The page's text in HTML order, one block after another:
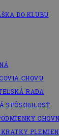
DO KLUBU
CHOVU
RADA
SPÔSOBILOSŤ
PLEMIEN